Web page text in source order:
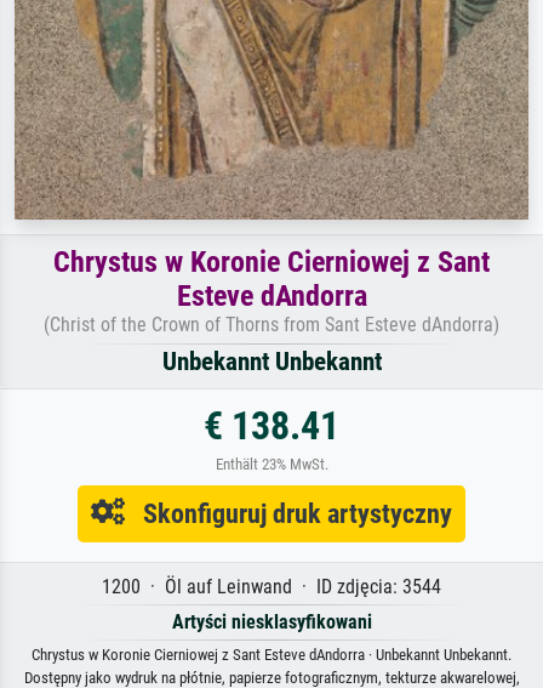
Chrystus w Koronie Cierniowej z Sant
Esteve dAndorra
(Christ of the Crown of Thorns from Sant Esteve dAndorra)
Unbekannt Unbekannt
€ 138.41
Enthält 23% MwSt.
Skonfiguruj druk artystyczny
1200 · Öl auf Leinwand · ID zdjęcia: 3544
Artyści niesklasyfikowani
Chrystus w Koronie Cierniowej z Sant Esteve dAndorra · Unbekannt Unbekannt.
Dostępny jako wydruk na płótnie, papierze fotograficznym, tekturze akwarelowej,